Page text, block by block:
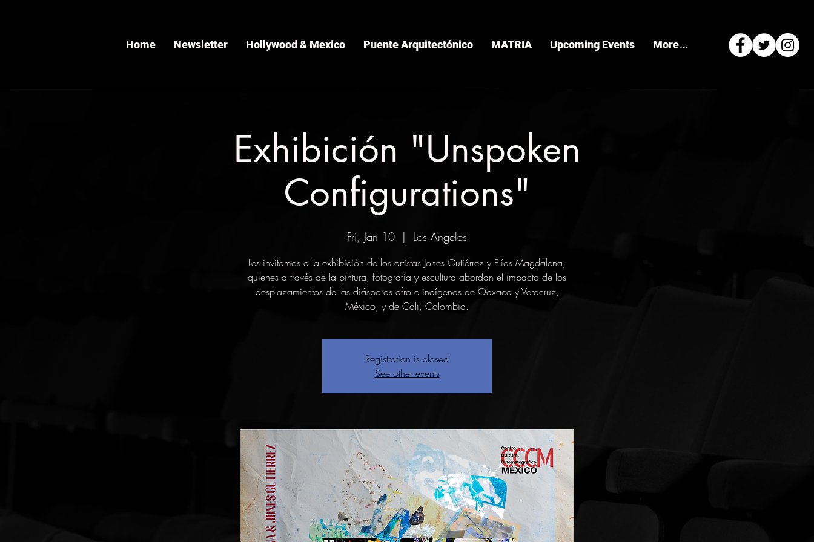
Home Newsletter Hollywood & Mexico Puente Arquitectónico MATRIA Upcoming Events More...
Exhibición "Unspoken
Configurations"
Fri, Jan 10
  |
Los Angeles
Les invitamos a la exhibición de los artistas Jones Gutiérrez y Elías Magdalena,
quienes a través de la pintura, fotografía y escultura abordan el impacto de los
desplazamientos de las diásporas afro e indígenas de Oaxaca y Veracruz,
México, y de Cali, Colombia.
Registration is closed
See other events